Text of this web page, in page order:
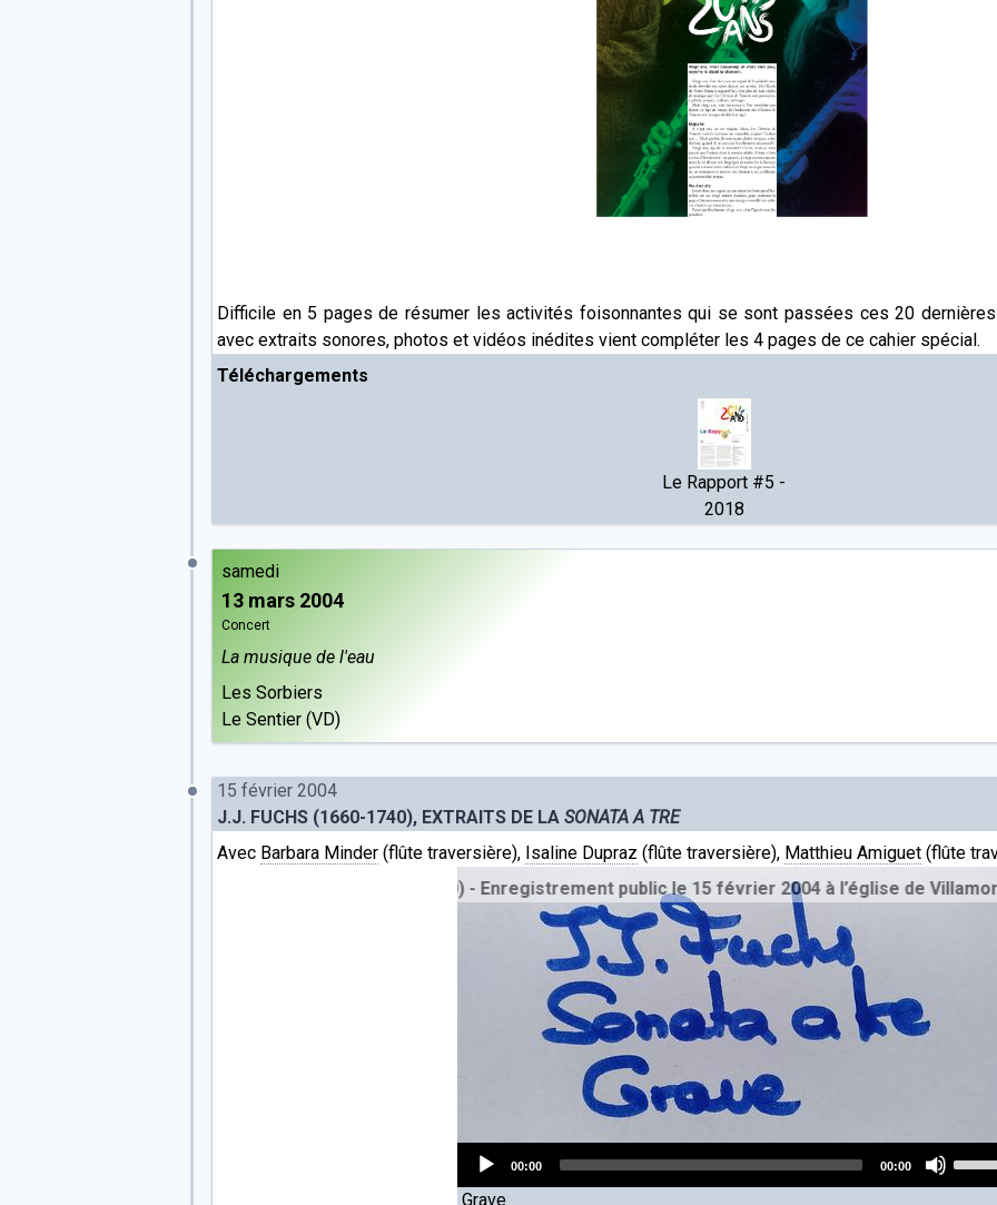
Difficile en 5 pages de résumer les activités foisonnantes qui se sont passées ces 20 dernières
avec extraits sonores, photos et vidéos inédites vient compléter les 4 pages de ce cahier spécial.
Téléchargements
Le Rapport #5 -
2018
samedi
13 mars 2004
Concert
La musique de l'eau
Les Sorbiers
Le Sentier (VD)
15 février 2004
J.J. FUCHS (1660-1740), EXTRAITS DE LA SONATA A TRE
Avec Barbara Minder (flûte traversière), Isaline Dupraz (flûte traversière), Matthieu Amiguet (flûte
Audio
00:00 00:00
(J.J. Fuchs, 1660-1740) - Enregistrement public le 15 février 2004 à l’église de Villamont, Lausanne
Grave